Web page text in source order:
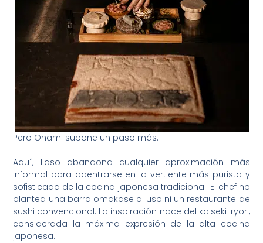
Pero Onami supone un paso más.
Aquí, Laso abandona cualquier aproximación más
informal para adentrarse en la vertiente más purista y
sofisticada de la cocina japonesa tradicional. El chef no
plantea una barra omakase al uso ni un restaurante de
sushi convencional. La inspiración nace del kaiseki-ryori,
considerada la máxima expresión de la alta cocina
japonesa.